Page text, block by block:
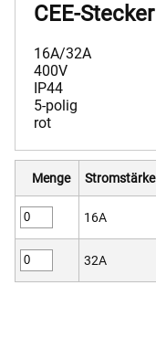
CEE-Stecker
16A/32A
400V
IP44
5-polig
rot
Menge Stromstärke
16A
32A